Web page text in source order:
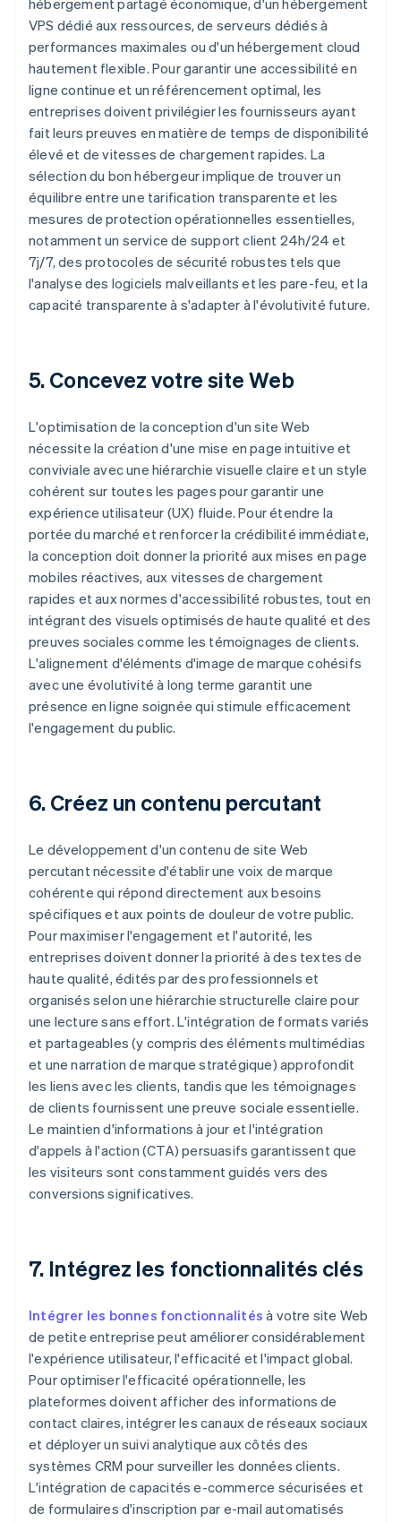
hébergement partagé économique, d'un hébergement
VPS dédié aux ressources, de serveurs dédiés à
performances maximales ou d'un hébergement cloud
hautement flexible. Pour garantir une accessibilité en
ligne continue et un référencement optimal, les
entreprises doivent privilégier les fournisseurs ayant
fait leurs preuves en matière de temps de disponibilité
élevé et de vitesses de chargement rapides. La
sélection du bon hébergeur implique de trouver un
équilibre entre une tarification transparente et les
mesures de protection opérationnelles essentielles,
notamment un service de support client 24h/24 et
7j/7, des protocoles de sécurité robustes tels que
l'analyse des logiciels malveillants et les pare-feu, et la
capacité transparente à s'adapter à l'évolutivité future.
5. Concevez votre site Web
L'optimisation de la conception d'un site Web
nécessite la création d'une mise en page intuitive et
conviviale avec une hiérarchie visuelle claire et un style
cohérent sur toutes les pages pour garantir une
expérience utilisateur (UX) fluide. Pour étendre la
portée du marché et renforcer la crédibilité immédiate,
la conception doit donner la priorité aux mises en page
mobiles réactives, aux vitesses de chargement
rapides et aux normes d'accessibilité robustes, tout en
intégrant des visuels optimisés de haute qualité et des
preuves sociales comme les témoignages de clients.
L'alignement d'éléments d'image de marque cohésifs
avec une évolutivité à long terme garantit une
présence en ligne soignée qui stimule efficacement
l'engagement du public.
6. Créez un contenu percutant
Le développement d'un contenu de site Web
percutant nécessite d'établir une voix de marque
cohérente qui répond directement aux besoins
spécifiques et aux points de douleur de votre public.
Pour maximiser l'engagement et l'autorité, les
entreprises doivent donner la priorité à des textes de
haute qualité, édités par des professionnels et
organisés selon une hiérarchie structurelle claire pour
une lecture sans effort. L'intégration de formats variés
et partageables (y compris des éléments multimédias
et une narration de marque stratégique) approfondit
les liens avec les clients, tandis que les témoignages
de clients fournissent une preuve sociale essentielle.
Le maintien d'informations à jour et l'intégration
d'appels à l'action (CTA) persuasifs garantissent que
les visiteurs sont constamment guidés vers des
conversions significatives.
7. Intégrez les fonctionnalités clés
Intégrer les bonnes fonctionnalités à votre site Web
de petite entreprise peut améliorer considérablement
l'expérience utilisateur, l'efficacité et l'impact global.
Pour optimiser l'efficacité opérationnelle, les
plateformes doivent afficher des informations de
contact claires, intégrer les canaux de réseaux sociaux
et déployer un suivi analytique aux côtés des
systèmes CRM pour surveiller les données clients.
L'intégration de capacités e-commerce sécurisées et
de formulaires d'inscription par e-mail automatisés